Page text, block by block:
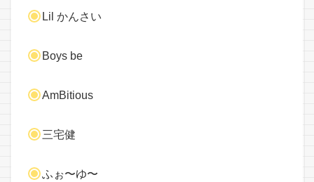
Lil かんさい
Boys be
AmBitious
三宅健
ふぉ〜ゆ〜